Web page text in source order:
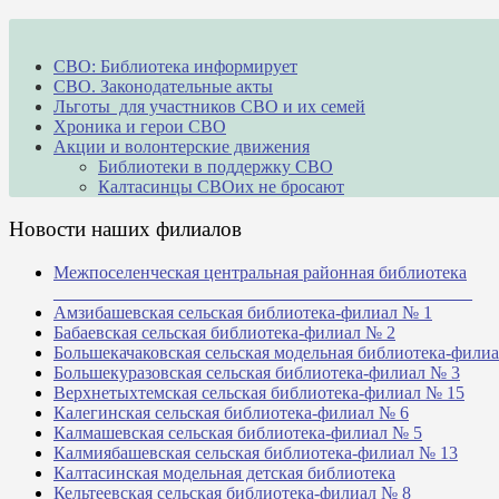
СВО: Библиотека информирует
СВО. Законодательные акты
Льготы для участников СВО и их семей
Хроника и герои СВО
Акции и волонтерские движения
Библиотеки в поддержку СВО
Калтасинцы СВОих не бросают
Новости наших филиалов
Межпоселенческая центральная районная библиотека
Амзибашевская сельская библиотека-филиал № 1
Бабаевская сельская библиотека-филиал № 2
Большекачаковская сельская модельная библиотека-
Большекуразовская сельская библиотека-филиал № 3
Верхнетыхтемская сельская библиотека-филиал № 15
Калегинская сельская библиотека-филиал № 6
Калмашевская сельская библиотека-филиал № 5
Калмиябашевская сельская библиотека-филиал № 13
Калтасинская модельная детская библиотека
Кельтеевская сельская библиотека-филиал № 8